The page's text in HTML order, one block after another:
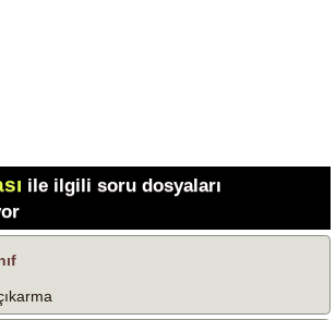
ile ilgili soru dosyaları